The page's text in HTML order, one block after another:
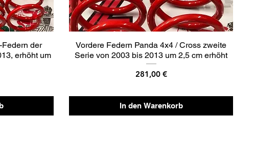
Federn der
erhöht um
Vordere Federn Panda 4x4 / Cross zweite
Serie von 2003 bis 2013 um 2,5 cm erhöht
Preis
281,00 €
In den Warenkorb